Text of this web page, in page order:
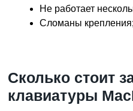
Не работает
Сломаны
Сколько стоит
клавиатуры